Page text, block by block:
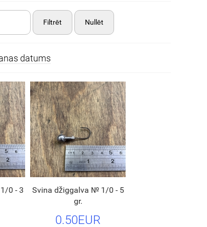
Filtrēt Nullēt
datums
0 - 3
Svina džiggalva № 1/0 - 5
gr.
0.50EUR